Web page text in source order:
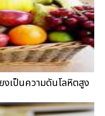
งเป็นความดันโลหิตสูง